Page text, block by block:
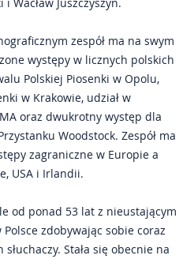
zespół ma na swym
występy w licznych polskich
Polskiej Piosenki w Opolu,
w Krakowie, udział w
oraz dwukrotny występ dla
Woodstock. Zespół ma
zagraniczne w Europie a
USA i Irlandii.
od ponad 53 lat z nieustającym
zdobywając sobie coraz
Stała się obecnie na